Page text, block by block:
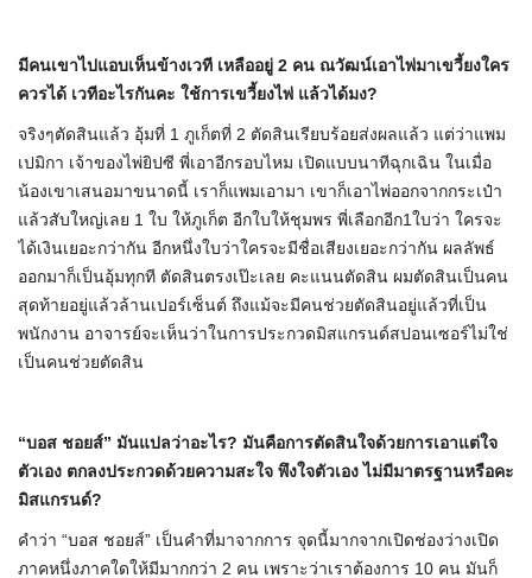
มีคนเขาไปแอบเห็นข้างเวที เหลืออยู่ 2 คน ณวัฒน์เอาไพ่มาเขวี้ยงใคร
ควรได้ เวทีอะไรกันคะ ใช้การเขวี้ยงไพ่ แล้วได้มง?
จริงๆตัดสินแล้ว อุ้มที่ 1 ภูเก็ตที่ 2 ตัดสินเรียบร้อยส่งผลแล้ว แต่ว่าแพม
เปมิกา เจ้าของไพ่ยิปซี พี่เอาอีกรอบไหม เปิดแบบนาทีฉุกเฉิน ในเมื่อ
น้องเขาเสนอมาขนาดนี้ เราก็แพมเอามา เขาก็เอาไพ่ออกจากกระเป๋า
แล้วสับใหญ่เลย 1 ใบ ให้ภูเก็ต อีกใบให้ชุมพร พี่เลือกอีก1ใบว่า ใครจะ
ได้เงินเยอะกว่ากัน อีกหนึ่งใบว่าใครจะมีชื่อเสียงเยอะกว่ากัน ผลลัพธ์
ออกมาก็เป็นอุ้มทุกที ตัดสินตรงเป๊ะเลย คะแนนตัดสิน ผมตัดสินเป็นคน
สุดท้ายอยู่แล้วล้านเปอร์เซ็นต์ ถึงแม้จะมีคนช่วยตัดสินอยู่แล้วที่เป็น
พนักงาน อาจารย์จะเห็นว่าในการประกวดมิสแกรนด์สปอนเซอร์ไม่ใช่
เป็นคนช่วยตัดสิน
“บอส ชอยส์” มันแปลว่าอะไร? มันคือการตัดสินใจด้วยการเอาแต่ใจ
ตัวเอง ตกลงประกวดด้วยความสะใจ พึงใจตัวเอง ไม่มีมาตรฐานหรือคะ
มิสแกรนด์?
คำว่า “บอส ชอยส์” เป็นคำที่มาจากการ จุดนี้มากจากเปิดช่องว่างเปิด
ภาคหนึ่งภาคใดให้มีมากกว่า 2 คน เพราะว่าเราต้องการ 10 คน มันก็